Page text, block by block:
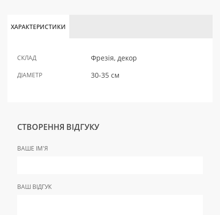
ХАРАКТЕРИСТИКИ
СКЛАД Фрезія, декор
ДІАМЕТР 30-35 см
СТВОРЕННЯ ВІДГУКУ
ВАШЕ ІМ'Я
ВАШ ВІДГУК